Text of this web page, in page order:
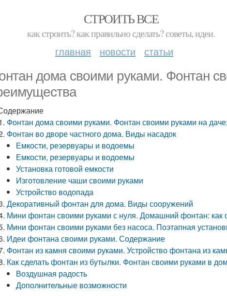
СТРОИТЬ ВСЕ
как строить? как правильно сделать? советы, идеи.
главная новости статьи
дома своими руками. Фонтан
Фонтан дома своими руками. Фонтан своими руками на
Фонтан во дворе частного дома. Виды насадок
Емкости, резервуары и водоемы
Емкости, резервуары и водоемы
Установка готовой емкости
Изготовление чаши своими руками
Устройство водопада
Декоративный фонтан для дома. Виды сооружений
Мини фонтан своими руками с нуля. Домашний фонтан: как
Мини фонтан своими руками без насоса. Поэтапная
Идеи фонтана своими руками. Содержание
Фонтан из камня своими руками. Устройство фонтана из
Как сделать фонтан из бутылки. Фонтан своими руками в
Воздушная радость
Дополнительные возможности